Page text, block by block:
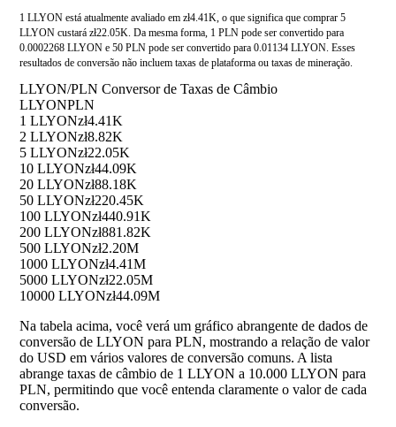
1 LLYON está atualmente avaliado em zł4.41K, o que significa que comprar 5
LLYON custará zł22.05K. Da mesma forma, 1 PLN pode ser convertido para
0.0002268 LLYON e 50 PLN pode ser convertido para 0.01134 LLYON. Esses
resultados de conversão não incluem taxas de plataforma ou taxas de mineração.
LLYON/PLN Conversor de Taxas de Câmbio
LLYONPLN
1 LLYONzł4.41K
2 LLYONzł8.82K
5 LLYONzł22.05K
10 LLYONzł44.09K
20 LLYONzł88.18K
50 LLYONzł220.45K
100 LLYONzł440.91K
200 LLYONzł881.82K
500 LLYONzł2.20M
1000 LLYONzł4.41M
5000 LLYONzł22.05M
10000 LLYONzł44.09M
Na tabela acima, você verá um gráfico abrangente de dados de
conversão de LLYON para PLN, mostrando a relação de valor
do USD em vários valores de conversão comuns. A lista
abrange taxas de câmbio de 1 LLYON a 10.000 LLYON para
PLN, permitindo que você entenda claramente o valor de cada
conversão.